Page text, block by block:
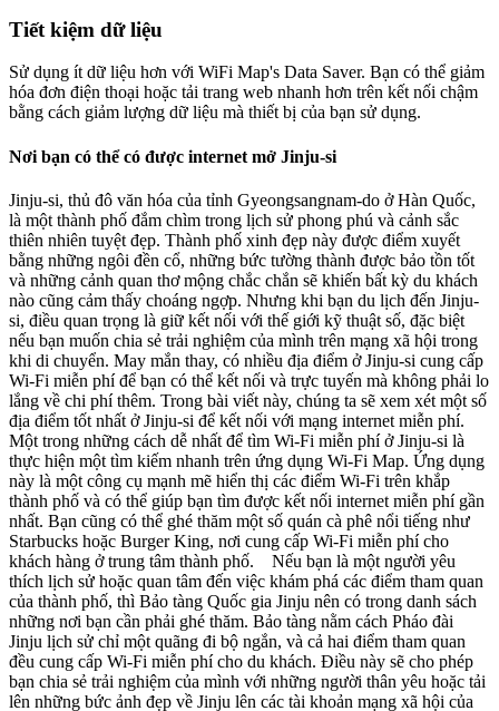
Tiết kiệm dữ liệu
Sử dụng ít dữ liệu hơn với WiFi Map's Data Saver. Bạn có thể giảm
hóa đơn điện thoại hoặc tải trang web nhanh hơn trên kết nối chậm
bằng cách giảm lượng dữ liệu mà thiết bị của bạn sử dụng.
Nơi bạn có thể có được internet mở Jinju-si
Jinju-si, thủ đô văn hóa của tỉnh Gyeongsangnam-do ở Hàn Quốc,
là một thành phố đắm chìm trong lịch sử phong phú và cảnh sắc
thiên nhiên tuyệt đẹp. Thành phố xinh đẹp này được điểm xuyết
bằng những ngôi đền cổ, những bức tường thành được bảo tồn tốt
và những cảnh quan thơ mộng chắc chắn sẽ khiến bất kỳ du khách
nào cũng cảm thấy choáng ngợp. Nhưng khi bạn du lịch đến Jinju-
si, điều quan trọng là giữ kết nối với thế giới kỹ thuật số, đặc biệt
nếu bạn muốn chia sẻ trải nghiệm của mình trên mạng xã hội trong
khi di chuyển. May mắn thay, có nhiều địa điểm ở Jinju-si cung cấp
Wi-Fi miễn phí để bạn có thể kết nối và trực tuyến mà không phải lo
lắng về chi phí thêm. Trong bài viết này, chúng ta sẽ xem xét một số
địa điểm tốt nhất ở Jinju-si để kết nối với mạng internet miễn phí.
Một trong những cách dễ nhất để tìm Wi-Fi miễn phí ở Jinju-si là
thực hiện một tìm kiếm nhanh trên ứng dụng Wi-Fi Map. Ứng dụng
này là một công cụ mạnh mẽ hiển thị các điểm Wi-Fi trên khắp
thành phố và có thể giúp bạn tìm được kết nối internet miễn phí gần
nhất. Bạn cũng có thể ghé thăm một số quán cà phê nổi tiếng như
Starbucks hoặc Burger King, nơi cung cấp Wi-Fi miễn phí cho
khách hàng ở trung tâm thành phố. Nếu bạn là một người yêu
thích lịch sử hoặc quan tâm đến việc khám phá các điểm tham quan
của thành phố, thì Bảo tàng Quốc gia Jinju nên có trong danh sách
những nơi bạn cần phải ghé thăm. Bảo tàng nằm cách Pháo đài
Jinju lịch sử chỉ một quãng đi bộ ngắn, và cả hai điểm tham quan
đều cung cấp Wi-Fi miễn phí cho du khách. Điều này sẽ cho phép
bạn chia sẻ trải nghiệm của mình với những người thân yêu hoặc tải
lên những bức ảnh đẹp về Jinju lên các tài khoản mạng xã hội của